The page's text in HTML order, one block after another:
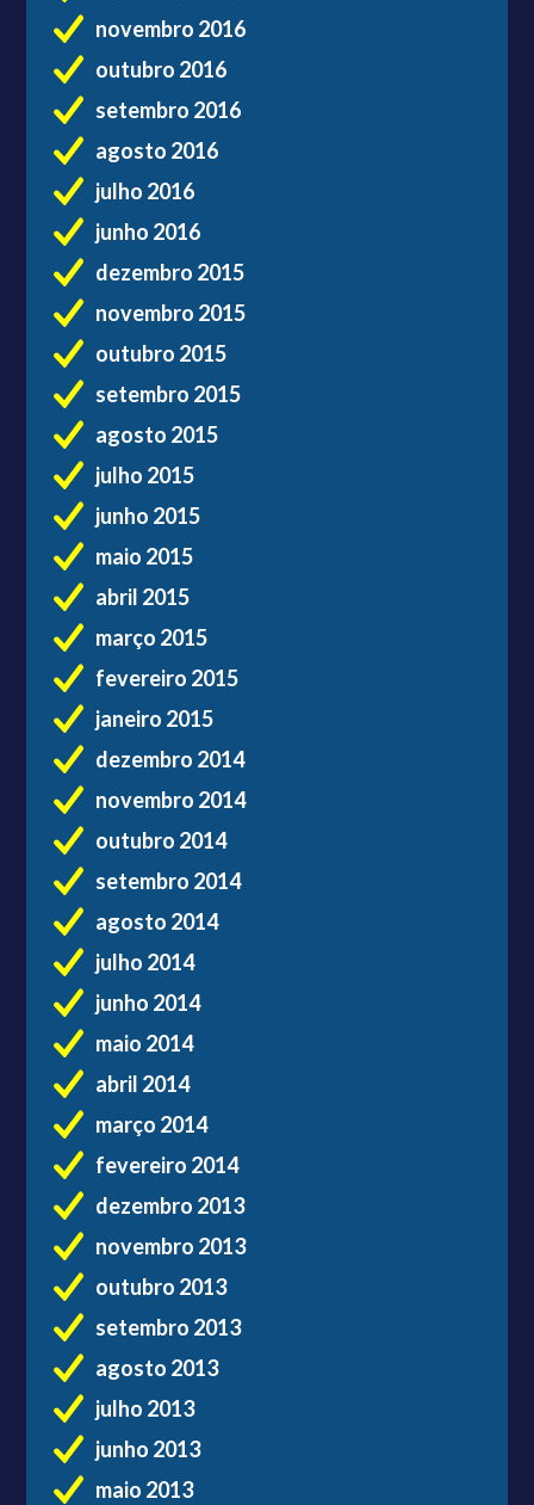
novembro 2016
outubro 2016
setembro 2016
agosto 2016
julho 2016
junho 2016
dezembro 2015
novembro 2015
outubro 2015
setembro 2015
agosto 2015
julho 2015
junho 2015
maio 2015
abril 2015
março 2015
fevereiro 2015
janeiro 2015
dezembro 2014
novembro 2014
outubro 2014
setembro 2014
agosto 2014
julho 2014
junho 2014
maio 2014
abril 2014
março 2014
fevereiro 2014
dezembro 2013
novembro 2013
outubro 2013
setembro 2013
agosto 2013
julho 2013
junho 2013
maio 2013